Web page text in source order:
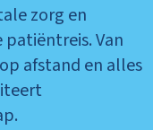
zorg en
Van
afstand en alles